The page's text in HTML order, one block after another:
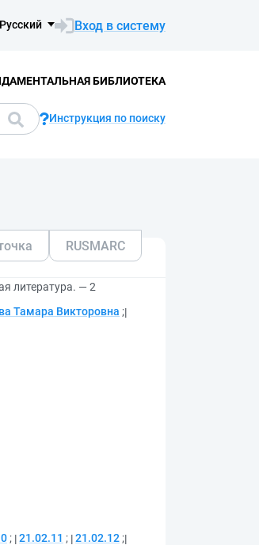
Русский Вход в систему
БИБЛИОТЕКА
Инструкция по поиску
RUSMARC
литература. — 2
Тамара Викторовна ;
; 21.02.11 ; 21.02.12 ;